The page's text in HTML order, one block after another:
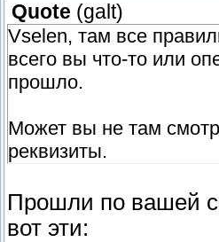
Quote (galt)
Vselen, там все
всего вы что-то или
прошло.
Может вы не там
реквизиты.
Прошли по вашей
вот эти: